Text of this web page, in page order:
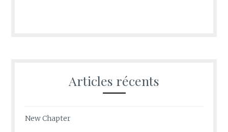
Articles récents
New Chapter